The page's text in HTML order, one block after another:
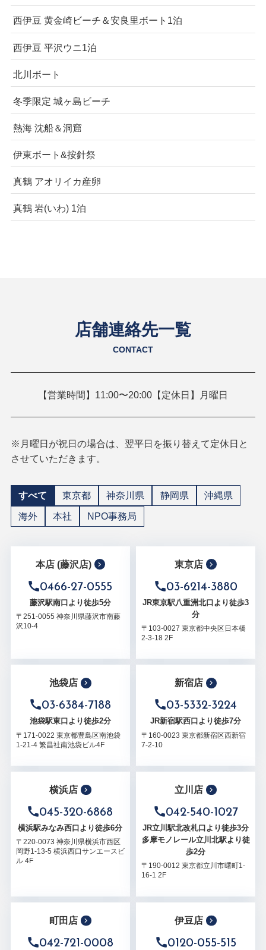
西伊豆 黄金崎ビーチ＆安良里ボート1泊
西伊豆 平沢ウニ1泊
北川ボート
冬季限定 城ヶ島ビーチ
熱海 沈船＆洞窟
伊東ボート&按針祭
真鶴 アオリイカ産卵
真鶴 岩(いわ) 1泊
店舗連絡先一覧
CONTACT
【営業時間】11:00〜20:00【定休日】月曜日
※月曜日が祝日の場合は、翌平日を振り替えて定休日と
させていただきます。
すべて 東京都 神奈川県 静岡県
沖縄県
海外
本社 NPO事務局
本店 (藤沢店)
0466-27-0555
藤沢駅南口より徒歩5分
〒251-0055 神奈川県藤沢市南藤
沢10-4
東京店
03-6214-3880
JR東京駅八重洲北口より徒歩3
分
〒103-0027 東京都中央区日本橋
2-3-18 2F
池袋店
03-6384-7188
池袋駅東口より徒歩2分
〒171-0022 東京都豊島区南池袋
1-21-4 繁昌社南池袋ビル4F
新宿店
03-5332-3224
JR新宿駅西口より徒歩7分
〒160-0023 東京都新宿区西新宿
7-2-10
横浜店
045-320-6868
横浜駅みなみ西口より徒歩6分
〒220-0073 神奈川県横浜市西区
岡野1-13-5 横浜西口サンエースビ
ル 4F
立川店
042-540-1027
JR立川駅北改札口より徒歩3分
多摩モノレール立川北駅より徒
歩2分
〒190-0012 東京都立川市曙町1-
16-1 2F
町田店
042-721-0008
伊豆店
0120-055-515